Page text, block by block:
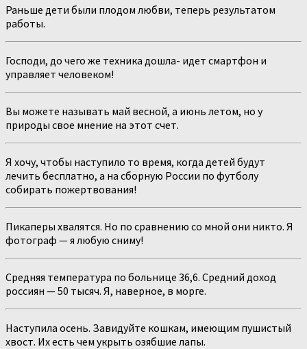
Раньше дети были плодом любви, теперь результатом
работы.
Господи, до чего же техника дошла- идет смартфон и
управляет человеком!
Вы можете называть май весной, а июнь летом, но у
природы свое мнение на этот счет.
Я хочу, чтобы наступило то время, когда детей будут
лечить бесплатно, а на сборную России по футболу
собирать пожертвования!
Пикаперы хвалятся. Но по сравнению со мной они никто. Я
фотограф — я любую сниму!
Средняя температура по больнице 36,6. Средний доход
россиян — 50 тысяч. Я, наверное, в морге.
Наступила осень. Завидуйте кошкам, имеющим пушистый
хвост. Их есть чем укрыть озябшие лапы.